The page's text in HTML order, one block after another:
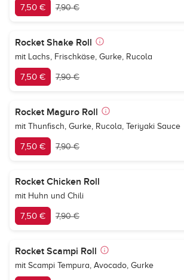
7,50 € 7,90 €
Rocket Shake Roll
mit Lachs, Frischkäse, Gurke, Rucola
7,50 € 7,90 €
Rocket Maguro Roll
mit Thunfisch, Gurke, Rucola, Teriyaki Sauce
7,50 € 7,90 €
Rocket Chicken Roll
mit Huhn und Chili
7,50 € 7,90 €
Rocket Scampi Roll
mit Scampi Tempura, Avocado, Gurke